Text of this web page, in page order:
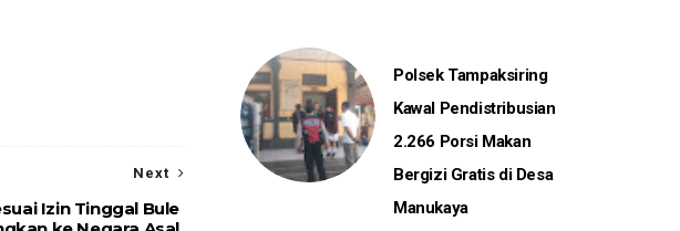
Next
Izin Tinggal Bule
Polsek Tampaksiring
Kawal Pendistribusian
2.266 Porsi Makan
Bergizi Gratis di Desa
Manukaya